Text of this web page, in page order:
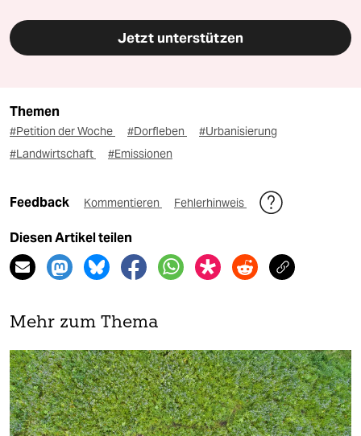
Jetzt unterstützen
Themen
#Petition der Woche #Dorfleben
#Urbanisierung
#Landwirtschaft
#Emissionen
Feedback Kommentieren Fehlerhinweis
Diesen Artikel teilen
Mehr zum Thema